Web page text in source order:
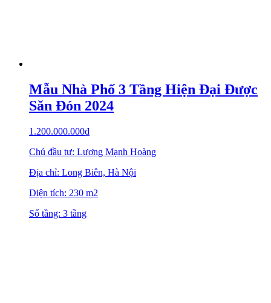
Mẫu Nhà Phố 3 Tầng Hiện Đại Được
Săn Đón 2024
1.200.000.000₫
Chủ đầu tư: Lương Mạnh Hoàng
Địa chỉ: Long Biên, Hà Nội
Diện tích: 230 m2
Số tầng: 3 tầng